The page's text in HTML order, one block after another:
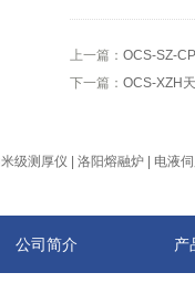
上一篇： OCS-SZ-
下一篇： OCS-XZH
级测厚仪 洛阳熔融炉 电液
公司简介 产